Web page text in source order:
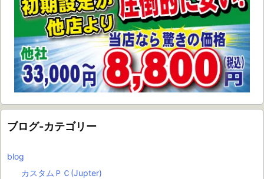
ブログ-カテゴリー
blog
カスタムＰＣ(Jupter)